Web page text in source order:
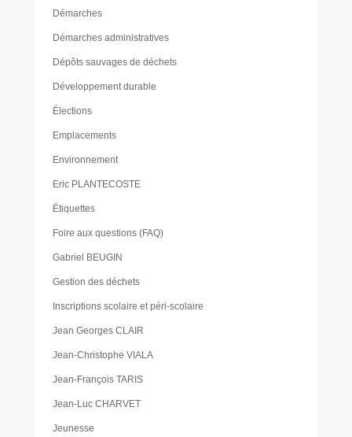
Démarches
Démarches administratives
Dépôts sauvages de déchets
Développement durable
Élections
Emplacements
Environnement
Eric PLANTECOSTE
Étiquettes
Foire aux questions (FAQ)
Gabriel BEUGIN
Gestion des déchets
Inscriptions scolaire et péri-scolaire
Jean Georges CLAIR
Jean-Christophe VIALA
Jean-François TARIS
Jean-Luc CHARVET
Jeunesse